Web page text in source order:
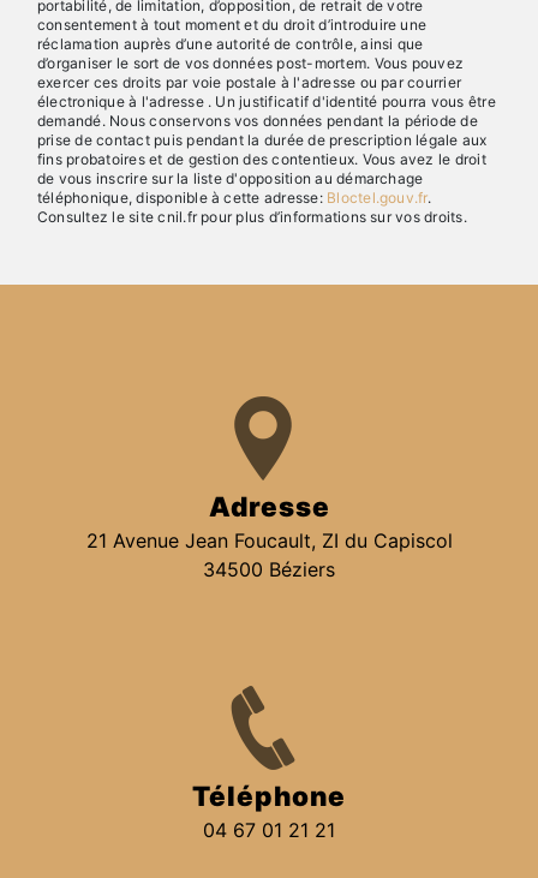
portabilité, de limitation, d’opposition, de retrait de votre
consentement à tout moment et du droit d’introduire une
réclamation auprès d’une autorité de contrôle, ainsi que
d’organiser le sort de vos données post-mortem. Vous pouvez
exercer ces droits par voie postale à l'adresse ou par courrier
électronique à l'adresse . Un justificatif d'identité pourra vous être
demandé. Nous conservons vos données pendant la période de
prise de contact puis pendant la durée de prescription légale aux
fins probatoires et de gestion des contentieux. Vous avez le droit
de vous inscrire sur la liste d'opposition au démarchage
téléphonique, disponible à cette adresse: Bloctel.gouv.fr.
Consultez le site cnil.fr pour plus d’informations sur vos droits.
Adresse
21 Avenue Jean Foucault, ZI du Capiscol
34500 Béziers
Téléphone
04 67 01 21 21